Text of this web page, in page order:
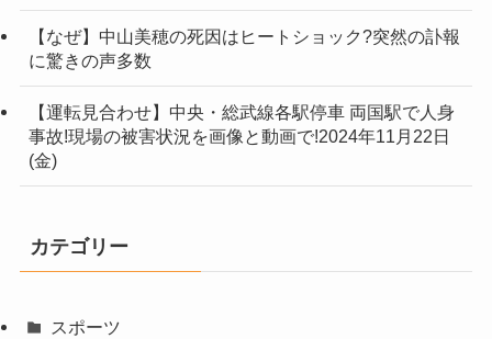
【なぜ】中山美穂の死因はヒートショック?突然の訃報
に驚きの声多数
【運転見合わせ】中央・総武線各駅停車 両国駅で人身
事故!現場の被害状況を画像と動画で!2024年11月22日
(金)
カテゴリー
スポーツ